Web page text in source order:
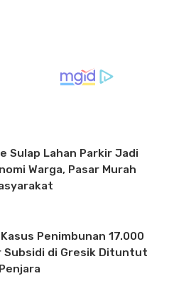
Sulap Lahan Parkir Jadi
Warga, Pasar Murah
Penimbunan 17.000
Subsidi di Gresik Dituntut